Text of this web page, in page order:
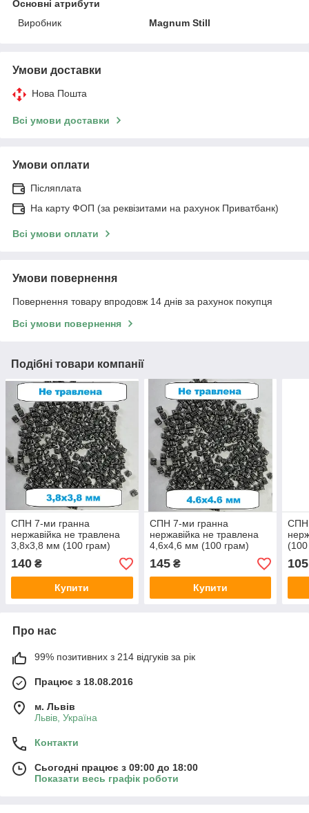
Основні атрибути
Виробник
Magnum Still
Умови доставки
Нова Пошта
Всі умови доставки
Умови оплати
Післяплата
На карту ФОП (за реквізитами на рахунок Приватбанк)
Всі умови оплати
Умови повернення
Повернення товару впродовж 14 днів за рахунок покупця
Всі умови повернення
Подібні товари компанії
СПН 7-ми гранна
нержавійка не травлена
3,8х3,8 мм (100 грам)
140 ₴
Купити
СПН 7-ми гранна
нержавійка не травлена
4,6х4,6 мм (100 грам)
145₴
Купити
СПН
105
Про нас
99% позитивних з 214 відгуків за рік
Працює з 18.08.2016
м. Львів
Львів, Україна
Контакти
Сьогодні працює з 09:00 до 18:00
Показати весь графік роботи